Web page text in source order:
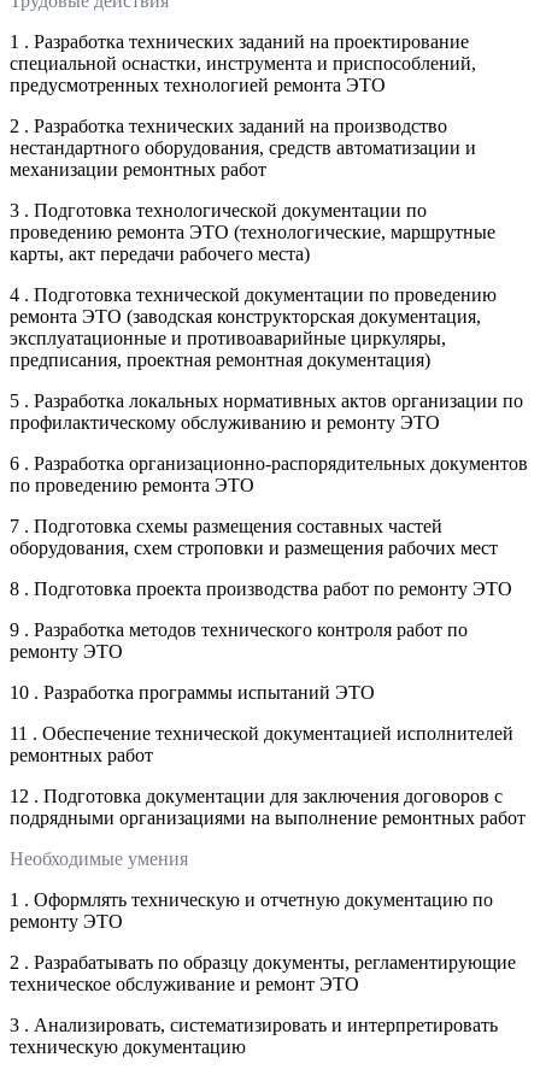
1 . Разработка технических заданий на проектирование
специальной оснастки, инструмента и приспособлений,
предусмотренных технологией ремонта ЭТО
2 . Разработка технических заданий на производство
нестандартного оборудования, средств автоматизации и
механизации ремонтных работ
3 . Подготовка технологической документации по
проведению ремонта ЭТО (технологические, маршрутные
карты, акт передачи рабочего места)
4 . Подготовка технической документации по проведению
ремонта ЭТО (заводская конструкторская документация,
эксплуатационные и противоаварийные циркуляры,
предписания, проектная ремонтная документация)
5 . Разработка локальных нормативных актов организации по
профилактическому обслуживанию и ремонту ЭТО
6 . Разработка организационно-распорядительных документов
по проведению ремонта ЭТО
7 . Подготовка схемы размещения составных частей
оборудования, схем строповки и размещения рабочих мест
8 . Подготовка проекта производства работ по ремонту ЭТО
9 . Разработка методов технического контроля работ по
ремонту ЭТО
10 . Разработка программы испытаний ЭТО
11 . Обеспечение технической документацией исполнителей
ремонтных работ
12 . Подготовка документации для заключения договоров с
подрядными организациями на выполнение ремонтных работ
Необходимые умения
1 . Оформлять техническую и отчетную документацию по
ремонту ЭТО
2 . Разрабатывать по образцу документы, регламентирующие
техническое обслуживание и ремонт ЭТО
3 . Анализировать, систематизировать и интерпретировать
техническую документацию